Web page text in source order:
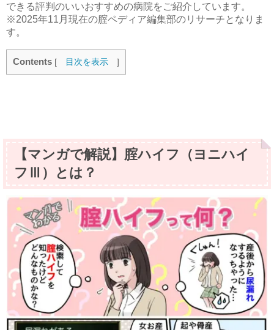
できる評判のいいおすすめの病院をご紹介しています。
※2025年11月現在の腟ペディア編集部のリサーチとなりま
す。
Contents [ 目次を表示 ]
【マンガで解説】腟ハイフ（ヨニハイ
フⅢ）とは？